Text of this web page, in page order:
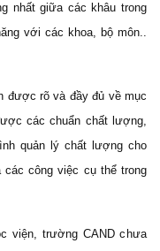
nhất giữa các khâu trong
với các khoa, bộ môn..
được rõ và đầy đủ về mục
các chuẩn chất lượng,
quản lý chất lượng cho
công việc cụ thể trong
viện, trường CAND chưa